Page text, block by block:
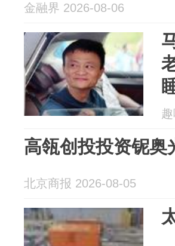
金融界 2026-08-06
高瓴创投投资铌奥
北京商报 2026-08-05